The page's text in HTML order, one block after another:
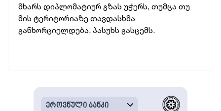
მხარს დიპლომატიურ გზას უჭერს, თუმცა თუ
მის ტერიტორიაზე თავდასხმა
განხორციელდება, პასუხს გასცემს.